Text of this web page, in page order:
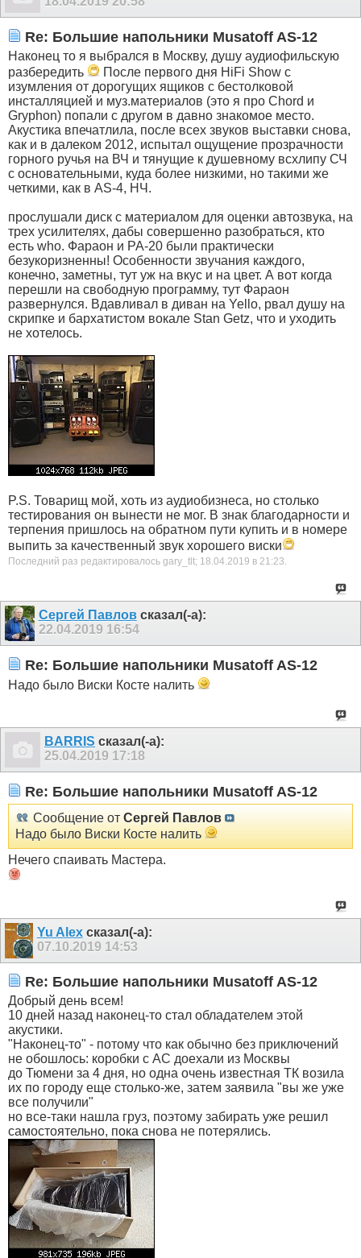
Re: Большие напольники Musatoff AS-12
Наконец то я выбрался в Москву, душу аудиофильскую
разбередить
После первого дня HiFi Show с
изумления от дорогущих ящиков с бестолковой
инсталляцией и муз.материалов (это я про Chord и
Gryphon) попали с другом в давно знакомое место.
Акустика впечатлила, после всех звуков выставки снова,
как и в далеком 2012, испытал ощущение прозрачности
горного ручья на ВЧ и тянущие к душевному всхлипу СЧ
с основательными, куда более низкими, но такими же
четкими, как в AS-4, НЧ.
прослушали диск с материалом для оценки автозвука, на
трех усилителях, дабы совершенно разобраться, кто
есть who. Фараон и РА-20 были практически
безукоризненны! Особенности звучания каждого,
конечно, заметны, тут уж на вкус и на цвет. А вот когда
перешли на свободную программу, тут Фараон
развернулся. Вдавливал в диван на Yello, рвал душу на
скрипке и бархатистом вокале Stan Getz, что и уходить
не хотелось.
P.S. Товарищ мой, хоть из аудиобизнеса, но столько
тестирования он вынести не мог. В знак благодарности и
терпения пришлось на обратном пути купить и в номере
выпить за качественный звук хорошего виски
Последний раз редактировалось gary_tlt; 18.04.2019 в 21:23
Сергей Павловсказал(-а):
22.04.2019 16:54
Re: Большие напольники Musatoff AS-12
Надо было Виски Косте налить
BARRIS сказал(-а):
25.04.2019 17:18
Re: Большие напольники Musatoff AS-12
Сообщение от Сергей Павлов
Надо было Виски Косте налить
Нечего спаивать Мастера.
Yu Alexсказал(-а):
07.10.2019 14:53
Re: Большие напольники Musatoff AS-12
Добрый день всем!
10 дней назад наконец-то стал обладателем этой
акустики.
"Наконец-то" - потому что как обычно без приключений
не обошлось: коробки с АС доехали из Москвы
до Тюмени за 4 дня, но одна очень известная ТК возила
их по городу еще столько-же, затем заявила "вы же уже
все получили"
но все-таки нашла груз, поэтому забирать уже решил
самостоятельно, пока снова не потерялись.